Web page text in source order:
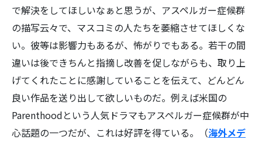
で解決をしてほしいなぁと思うが、アスペルガー症候群
の描写云々で、マスコミの人たちを萎縮させてほしくな
い。彼等は影響力もあるが、怖がりでもある。若干の間
違いは後できちんと指摘し改善を促しながらも、取り上
げてくれたことに感謝していることを伝えて、どんどん
良い作品を送り出して欲しいものだ。例えば米国の
Parenthoodという人気ドラマもアスペルガー症候群が中
心話題の一つだが、これは好評を得ている。（海外メデ